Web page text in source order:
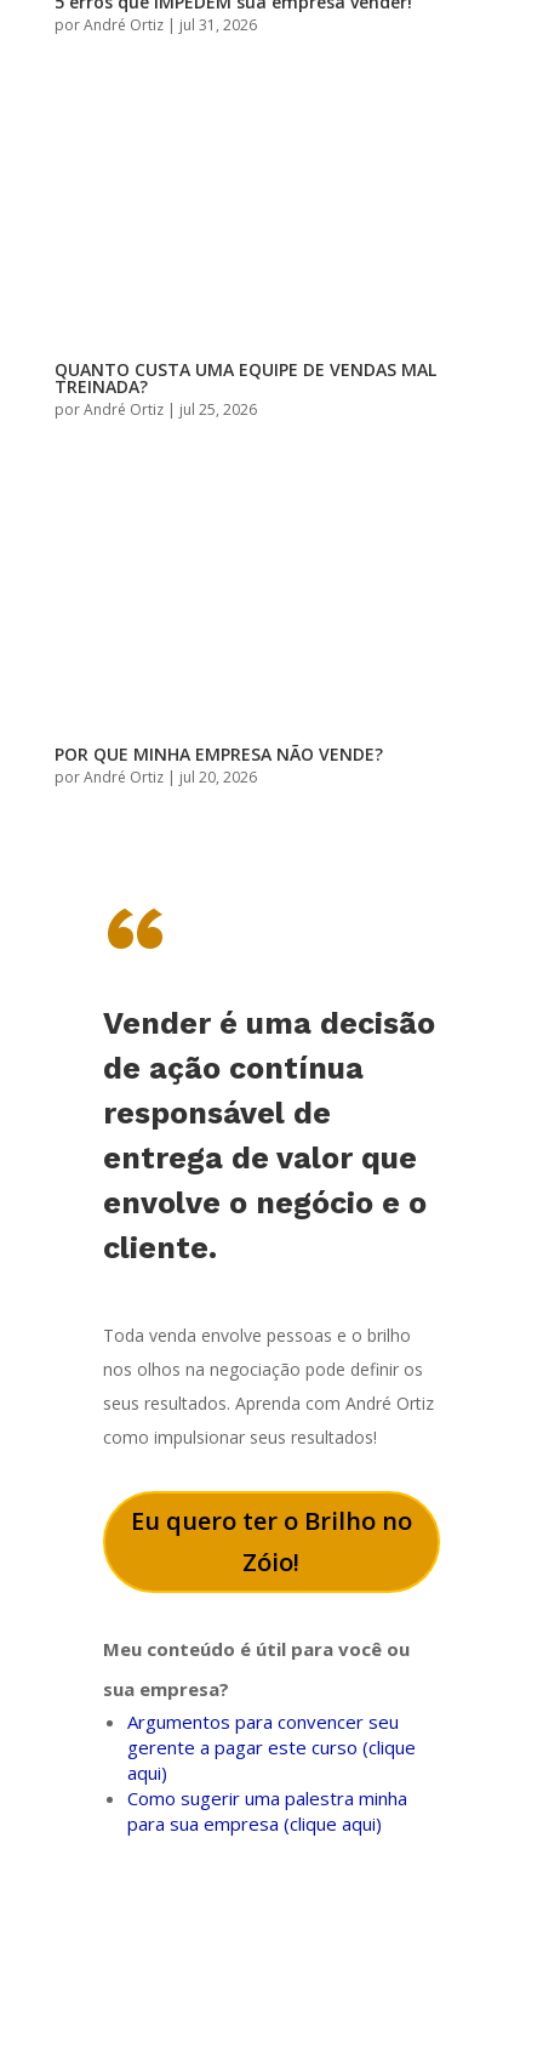
porAndré Ortiz| jul 31, 2026
QUANTO CUSTA UMA EQUIPE DE VENDAS MAL
TREINADA?
porAndré Ortiz| jul 25, 2026
POR QUE MINHA EMPRESA NÃO VENDE?
porAndré Ortiz| jul 20, 2026
“
Vender é uma decisão
de ação contínua
responsável de
entrega de valor que
envolve o negócio e o
cliente.
Toda venda envolve pessoas e o brilho
nos olhos na negociação pode definir os
seus resultados. Aprenda com André Ortiz
como impulsionar seus resultados!
Eu quero ter o Brilho no
Zóio!
Meu conteúdo é útil para você ou
sua empresa?
Argumentos para convencer seu
gerente a pagar este curso (clique
aqui)
Como sugerir uma palestra minha
para sua empresa (clique aqui)